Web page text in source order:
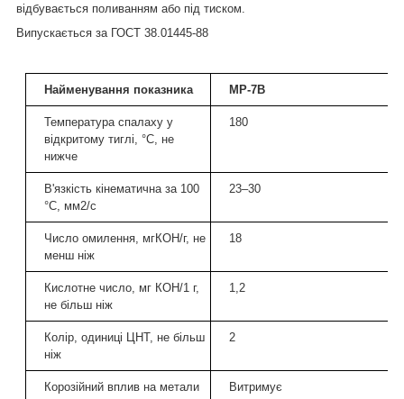
відбувається поливанням або під тиском.
Випускається за ГОСТ 38.01445-88
Найменування показника МР-7В
Температура спалаху у
відкритому тиглі, °С, не
нижче
180
В'язкість кінематична за 100
°C, мм2/с
23–30
Число омилення, мгКОН/г, не
менш ніж
18
Кислотне число, мг КОН/1 г,
не більш ніж
1,2
Колір, одиниці ЦНТ, не більш
ніж
2
Корозійний вплив на метали Витримує